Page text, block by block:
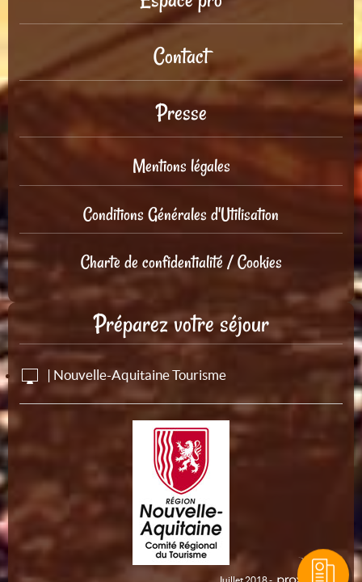
Contact
Presse
Mentions légales
Conditions Générales d'Utilisation
Charte de confidentialité / Cookies
Préparez votre séjour
| Nouvelle-Aquitaine Tourisme